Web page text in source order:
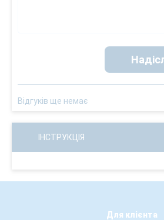
Відгуків ще немає
ІНСТРУКЦІЯ
Для клієнта